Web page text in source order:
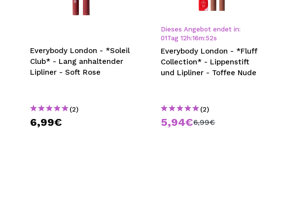
BENUTZERKONTO ERSTELLEN
Everybody London - *Soleil
Club* - Lang anhaltender
Lipliner - Soft Rose
(2)
6,99€
Dieses Angebot endet in:
01Tag 12 h:16m:51s
Everybody London - *Fluff
Collection* - Lippenstift
und Lipliner - Toffee Nude
(2)
5,94€6,99€